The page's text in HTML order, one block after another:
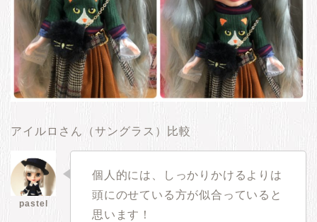
アイルロさん（サングラス）比較
個人的には、しっかりかけるよりは
頭にのせている方が似合っていると
思います！